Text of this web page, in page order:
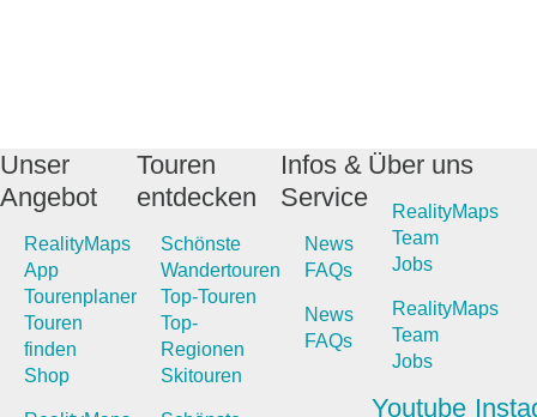
Unser
Angebot
RealityMaps
App
Tourenplaner
Touren
finden
Shop
Touren
entdecken
Schönste
Wandertouren
Top-Touren
Top-
Regionen
Skitouren
Infos &
Service
News
FAQs
News
FAQs
Über uns
RealityMaps
Team
Jobs
RealityMaps
Team
Jobs
Youtube